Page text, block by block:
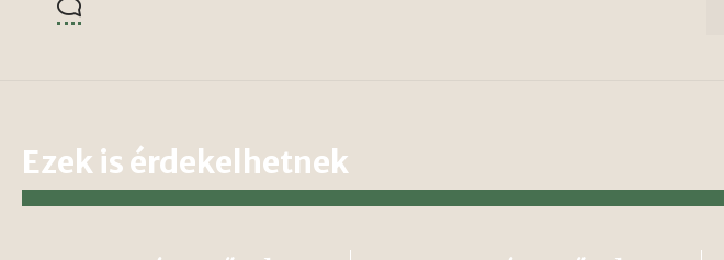
Ezek is érdekelhetnek